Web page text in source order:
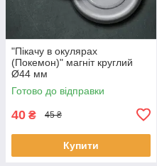
"Пікачу в окулярах
(Покемон)" магніт круглий
Ø44 мм
Готово до відправки
40 ₴ 45 ₴
Купити